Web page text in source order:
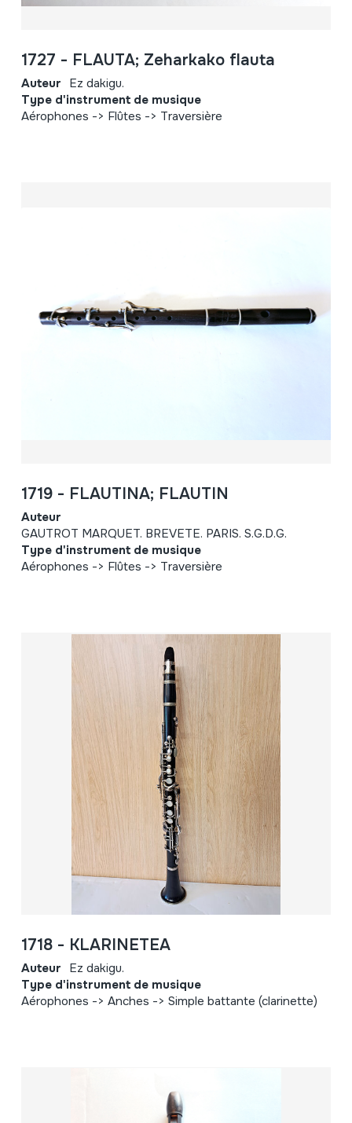
1727 - FLAUTA; Zeharkako flauta
Auteur Ez dakigu.
Type d'instrument de musique
Aérophones -> Flûtes -> Traversière
1719 - FLAUTINA; FLAUTIN
Auteur
GAUTROT MARQUET. BREVETE. PARIS. S.G.D.G.
Type d'instrument de musique
Aérophones -> Flûtes -> Traversière
1718 - KLARINETEA
Auteur Ez dakigu.
Type d'instrument de musique
Aérophones -> Anches -> Simple battante (clarinette)